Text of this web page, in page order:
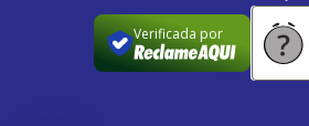
Verificada por